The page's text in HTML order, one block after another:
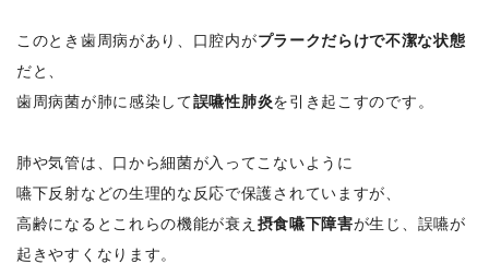
このとき歯周病があり、口腔内がプラークだらけで不潔な状態
だと、
歯周病菌が肺に感染して誤嚥性肺炎を引き起こすのです。
肺や気管は、口から細菌が入ってこないように
嚥下反射などの生理的な反応で保護されていますが、
高齢になるとこれらの機能が衰え 摂食嚥下障害が生じ、誤嚥が
起きやすくなります。